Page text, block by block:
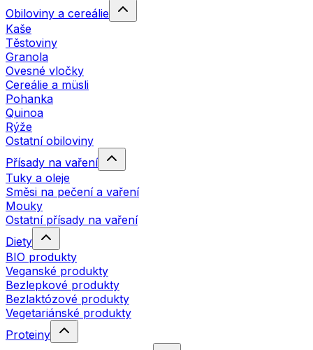
Obiloviny a cereálie
Kaše
Těstoviny
Granola
Ovesné vločky
Cereálie a müsli
Pohanka
Quinoa
Rýže
Ostatní obiloviny
Přísady na vaření
Tuky a oleje
Směsi na pečení a vaření
Mouky
Ostatní přísady na vaření
Diety
BIO produkty
Veganské produkty
Bezlepkové produkty
Bezlaktózové produkty
Vegetariánské produkty
Proteiny